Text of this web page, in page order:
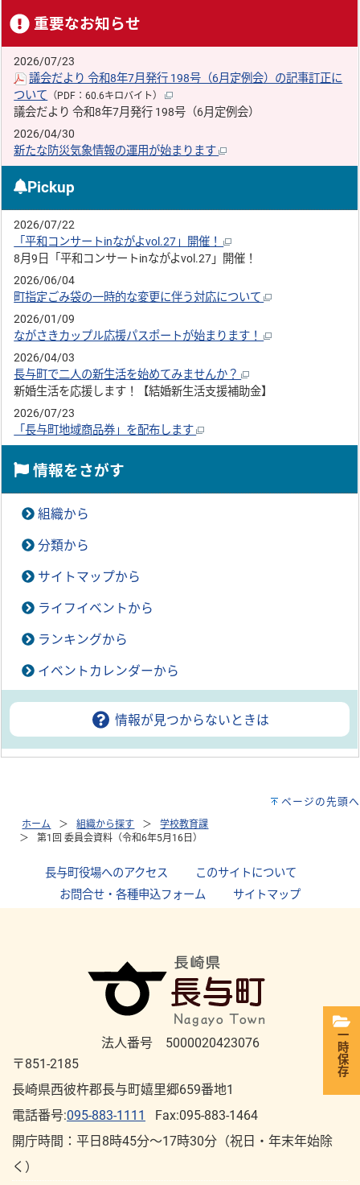
重要なお知らせ
2026/07/23
議会だより 令和8年7月発行 198号（6月定例会）の記事訂正に
ついて （PDF：60.6キロバイト）
議会だより 令和8年7月発行 198号（6月定例会）
2026/04/30
新たな防災気象情報の運用が始まります
Pickup
2026/07/22
「平和コンサートinながよvol.27」開催！
8月9日「平和コンサートinながよvol.27」開催！
2026/06/04
町指定ごみ袋の一時的な変更に伴う対応について
2026/01/09
ながさきカップル応援パスポートが始まります！
2026/04/03
長与町で二人の新生活を始めてみませんか？
新婚生活を応援します！【結婚新生活支援補助金】
2026/07/23
「長与町地域商品券」を配布します
情報をさがす
組織から
分類から
サイトマップから
ライフイベントから
ランキングから
イベントカレンダーから
情報が見つからないときは
ページの先頭へ
ホーム 組織から探す
学校教育課
第1回 委員会資料（令和6年5月16日）
長与町役場へのアクセス このサイトについて
お問合せ・各種申込フォーム
サイトマップ
法人番号 5000020423076
〒851-2185
長崎県西彼杵郡長与町嬉里郷659番地1
電話番号:095-883-1111
Fax:095-883-1464
開庁時間：平⽇8時45分～17時30分（祝⽇・年末年始除
く）
一時保存